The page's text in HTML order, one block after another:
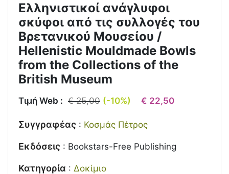
Ελληνιστικοί ανάγλυφοι
σκύφοι από τις συλλογές του
Βρετανικού Μουσείου /
Hellenistic Mouldmade Bowls
from the Collections of the
British Museum
Τιμή Web : € 25,00 (-10%) € 22,50
Συγγραφέας : Κοσμάς Πέτρος
Εκδόσεις : Bookstars-Free Publishing
Κατηγορία : Δοκίμιο